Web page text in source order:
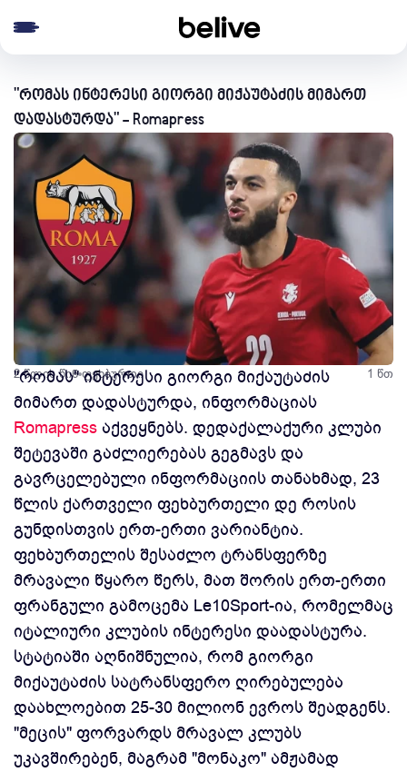
"რომას ინტერესი გიორგი მიქაუტაძის მიმართ
დადასტურდა" - Romapress
2 წლის წინ ფეხბურთი 1 წთ
"რომას" ინტერესი გიორგი მიქაუტაძის
მიმართ დადასტურდა, ინფორმაციას
Romapress აქვეყნებს. დედაქალაქური კლუბი
შეტევაში გაძლიერებას გეგმავს და
გავრცელებული ინფორმაციის თანახმად, 23
წლის ქართველი ფეხბურთელი დე როსის
გუნდისთვის ერთ-ერთი ვარიანტია.
ფეხბურთელის შესაძლო ტრანსფერზე
მრავალი წყარო წერს, მათ შორის ერთ-ერთი
ფრანგული გამოცემა Le10Sport-ია, რომელმაც
იტალიური კლუბის ინტერესი დაადასტურა.
სტატიაში აღნიშნულია, რომ გიორგი
მიქაუტაძის სატრანსფერო ღირებულება
დაახლოებით 25-30 მილიონ ევროს შეადგენს.
"მეცის" ფორვარდს მრავალ კლუბს
უკავშირებენ, მაგრამ "მონაკო" ამჟამად